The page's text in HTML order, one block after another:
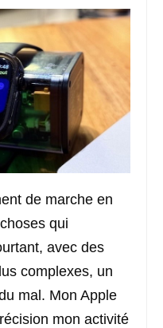
de marche en
qui
avec des
complexes, un
mal. Mon Apple
mon activité